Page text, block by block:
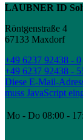
LAUBNER ID
Röntgenstraße 4
67133 Maxdorf
+49 6237 92438 - 0
+49 6237 92438 -
Diese E-Mail-
muss JavaScript
Mo - Do 08:00 -